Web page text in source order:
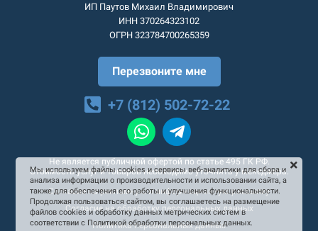
ИП Паутов Михаил Владимирович
ИНН 370264323102
ОГРН 323784700265359
Перезвоните мне
+7 (812) 502-72-22
Не является публичной офертой по статье 495 ГК РФ.
Стоимость услуг и товаров необходимо уточнять у менеджера.
Согласие на рекламную и информационную рассылку
Согласие на обработку персональных данных
Политика персональных данных
Мы используем файлы cookies и сервисы веб-аналитики для сбора и
анализа информации о производительности и использовании сайта, а
также для обеспечения его работы и улучшения функциональности.
Продолжая пользоваться сайтом, вы соглашаетесь на размещение
файлов cookies и обработку данных метрических систем в
соответствии с Политикой обработки персональных данных.